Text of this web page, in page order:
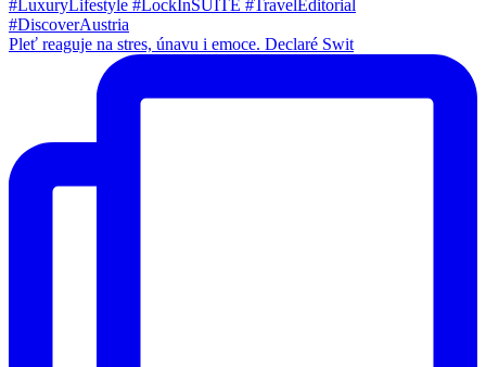
Pleť reaguje na stres, únavu i emoce. Declaré Swit